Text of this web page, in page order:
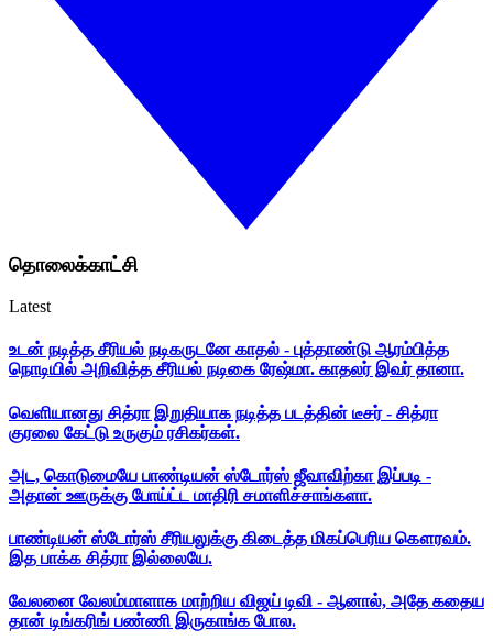
தொலைக்காட்சி
Latest
உடன் நடித்த சீரியல் நடிகருடனே காதல் - புத்தாண்டு ஆரம்பித்த
நொடியில் அறிவித்த சீரியல் நடிகை ரேஷ்மா. காதலர் இவர் தானா.
வெளியானது சித்ரா இறுதியாக நடித்த படத்தின் டீசர் - சித்ரா
குரலை கேட்டு உருகும் ரசிகர்கள்.
அட, கொடுமையே பாண்டியன் ஸ்டோர்ஸ் ஜீவாவிற்கா இப்படி -
அதான் ஊருக்கு போய்ட்ட மாதிரி சமாளிச்சாங்களா.
பாண்டியன் ஸ்டோர்ஸ் சீரியலுக்கு கிடைத்த மிகப்பெரிய கௌரவம்.
இத பாக்க சித்ரா இல்லையே.
வேலனை வேலம்மாளாக மாற்றிய விஜய் டிவி - ஆனால், அதே கதைய
தான் டிங்கரிங் பண்ணி இருகாங்க போல.